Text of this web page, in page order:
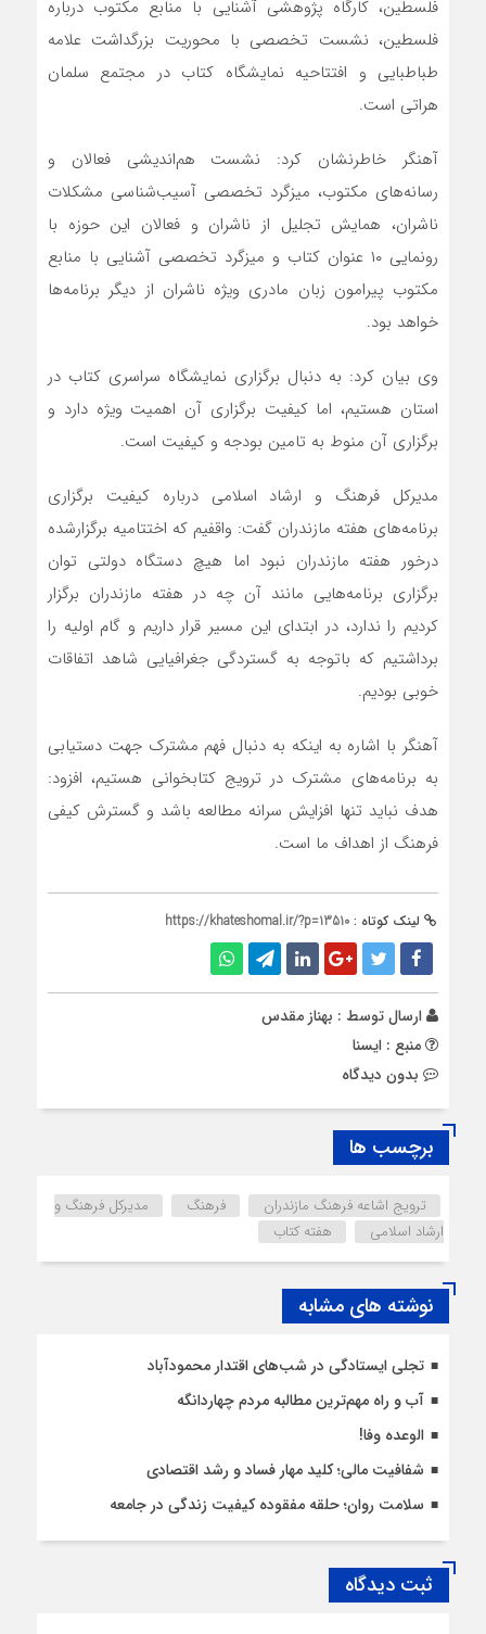
فلسطین، کارگاه پژوهشی آشنایی با منابع مکتوب درباره
فلسطین، نشست تخصصی با محوریت بزرگداشت علامه
طباطبایی و افتتاحیه نمایشگاه کتاب در مجتمع سلمان
هراتی است.
آهنگر خاطرنشان کرد: نشست هم‌اندیشی فعالان و
رسانه‌های مکتوب، میزگرد تخصصی آسیب‌شناسی مشکلات
ناشران، همایش تجلیل از ناشران و فعالان این حوزه با
رونمایی ۱۰ عنوان کتاب و میزگرد تخصصی آشنایی با منابع
مکتوب پیرامون زبان مادری ویژه ناشران از دیگر برنامه‌ها
خواهد بود.
وی بیان کرد: به دنبال برگزاری نمایشگاه سراسری کتاب در
استان هستیم، اما کیفیت برگزاری آن اهمیت ویژه دارد و
برگزاری آن منوط به تامین بودجه و کیفیت است.
مدیرکل فرهنگ و ارشاد اسلامی درباره کیفیت برگزاری
برنامه‌های هفته مازندران گفت: واقفیم که اختتامیه برگزارشده
درخور هفته مازندران نبود اما هیچ دستگاه دولتی توان
برگزاری برنامه‌هایی مانند آن چه در هفته مازندران برگزار
کردیم را ندارد، در ابتدای این مسیر قرار داریم و گام اولیه را
برداشتیم که باتوجه به گستردگی جغرافیایی شاهد اتفاقات
خوبی بودیم.
آهنگر با اشاره به اینکه به دنبال فهم مشترک جهت دستیابی
به برنامه‌های مشترک در ترویج کتابخوانی هستیم، افزود:
هدف نباید تنها افزایش سرانه مطالعه باشد و گسترش کیفی
فرهنگ از اهداف ما است.
لینک کوتاه : https://khateshomal.ir/?p=13510
ارسال توسط : بهناز مقدس
منبع : ایسنا
بدون دیدگاه
برچسب ها
ترویج اشاعه فرهنگ مازندران فرهنگ
مدیرکل فرهنگ و
ارشاد اسلامی
هفته کتاب
نوشته های مشابه
تجلی ایستادگی در شب‌های اقتدار محمودآباد
آب و راه مهم‌ترین مطالبه مردم چهاردانگه
الوعده وفا!
شفافیت مالی؛ کلید مهار فساد و رشد اقتصادی
سلامت روان؛ حلقه مفقوده کیفیت زندگی در جامعه
ثبت دیدگاه